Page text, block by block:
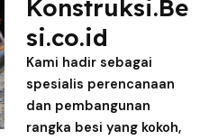
Konstruksi.Be
si.co.id
Kami hadir sebagai
spesialis perencanaan
dan pembangunan
rangka besi yang kokoh,